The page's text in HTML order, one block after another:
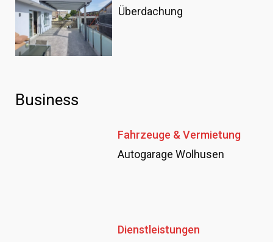
Überdachung
Business
Fahrzeuge & Vermietung
Autogarage Wolhusen
Dienstleistungen